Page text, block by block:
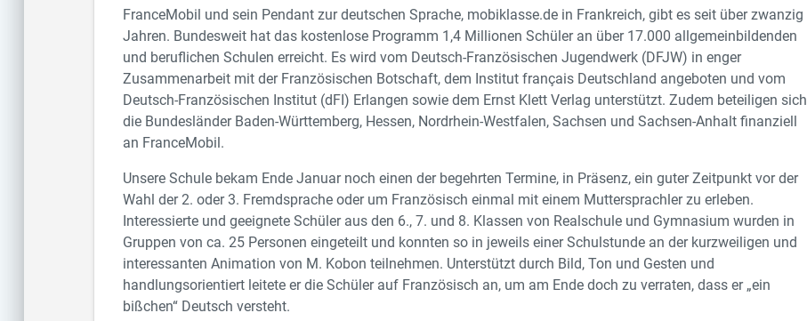
FranceMobil und sein Pendant zur deutschen Sprache, mobiklasse.de in Frankreich, gibt es seit über zwanzig
Jahren. Bundesweit hat das kostenlose Programm 1,4 Millionen Schüler an über 17.000 allgemeinbildenden
und beruflichen Schulen erreicht. Es wird vom Deutsch-Französischen Jugendwerk (DFJW) in enger
Zusammenarbeit mit der Französischen Botschaft, dem Institut français Deutschland angeboten und vom
Deutsch-Französischen Institut (dFI) Erlangen sowie dem Ernst Klett Verlag unterstützt. Zudem beteiligen sich
die Bundesländer Baden-Württemberg, Hessen, Nordrhein-Westfalen, Sachsen und Sachsen-Anhalt finanziell
an FranceMobil.
Unsere Schule bekam Ende Januar noch einen der begehrten Termine, in Präsenz, ein guter Zeitpunkt vor der
Wahl der 2. oder 3. Fremdsprache oder um Französisch einmal mit einem Muttersprachler zu erleben.
Interessierte und geeignete Schüler aus den 6., 7. und 8. Klassen von Realschule und Gymnasium wurden in
Gruppen von ca. 25 Personen eingeteilt und konnten so in jeweils einer Schulstunde an der kurzweiligen und
interessanten Animation von M. Kobon teilnehmen. Unterstützt durch Bild, Ton und Gesten und
handlungsorientiert leitete er die Schüler auf Französisch an, um am Ende doch zu verraten, dass er „ein
bißchen“ Deutsch versteht.